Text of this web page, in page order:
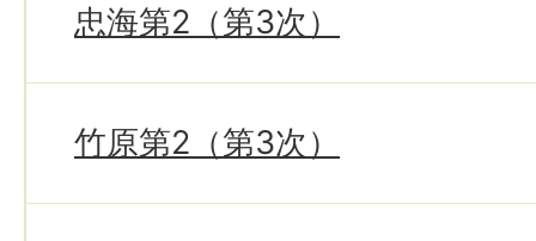
忠海第2（第3次）
竹原第2（第3次）